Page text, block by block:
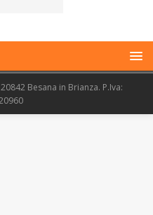
Besana in Brianza. P.Iva: